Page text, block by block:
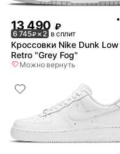
13 490 ₽
6 745₽× 2 в сплит
Кроссовки Nike Dunk Low
Retro "Grey Fog"
Можно вернуть